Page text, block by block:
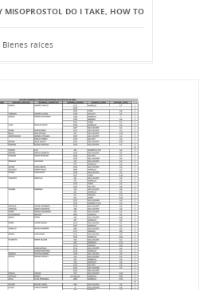
MISOPROSTOL DO I TAKE, HOW TO
Bienes raíces